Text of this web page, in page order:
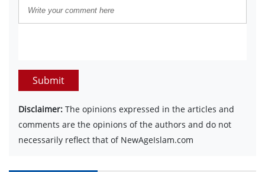
Submit
Disclaimer: The opinions expressed in the articles and
comments are the opinions of the authors and do not
necessarily reflect that of NewAgeIslam.com